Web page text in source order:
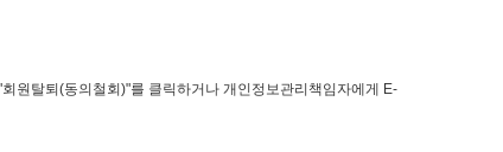
원탈퇴(동의철회)"를 클릭하거나 개인정보관리책임자에게 E-